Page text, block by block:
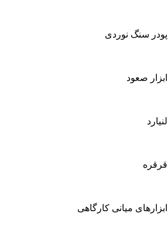
پودر سنگ نوردی
ابزار صعود
لنیارد
قرقره
ابزارهای میانی کارگاهی